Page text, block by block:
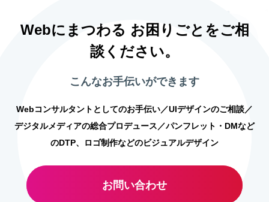
Webにまつわる お困りごとをご相
談ください。
こんなお手伝いができます
Webコンサルタントとしてのお手伝い／UIデザインのご相談／
デジタルメディアの総合プロデュース／パンフレット・DMなど
のDTP、ロゴ制作などのビジュアルデザイン
お問い合わせ